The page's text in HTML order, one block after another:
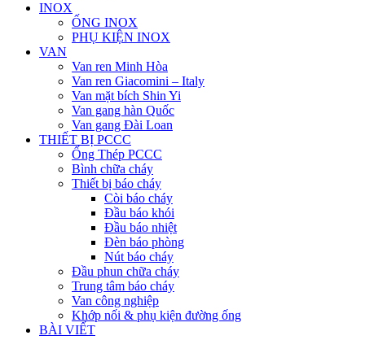
INOX
ỐNG INOX
PHỤ KIỆN INOX
VAN
Van ren Minh Hòa
Van ren Giacomini – Italy
Van mặt bích Shin Yi
Van gang hàn Quốc
Van gang Đài Loan
THIẾT BỊ PCCC
Ống Thép PCCC
Bình chữa cháy
Thiết bị báo cháy
Còi báo cháy
Đầu báo khói
Đầu báo nhiệt
Đèn báo phòng
Nút báo cháy
Đầu phun chữa cháy
Trung tâm báo cháy
Van công nghiệp
Khớp nối & phụ kiện đường ống
BÀI VIẾT